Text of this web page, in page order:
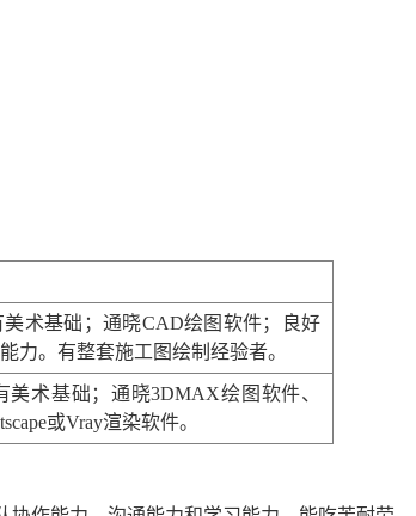
术基础；通晓CAD绘图软件；良好
力。 有整套施工图绘制经验者。
美术基础；通晓3DMAX绘图软件、
或Vray渲染软件。